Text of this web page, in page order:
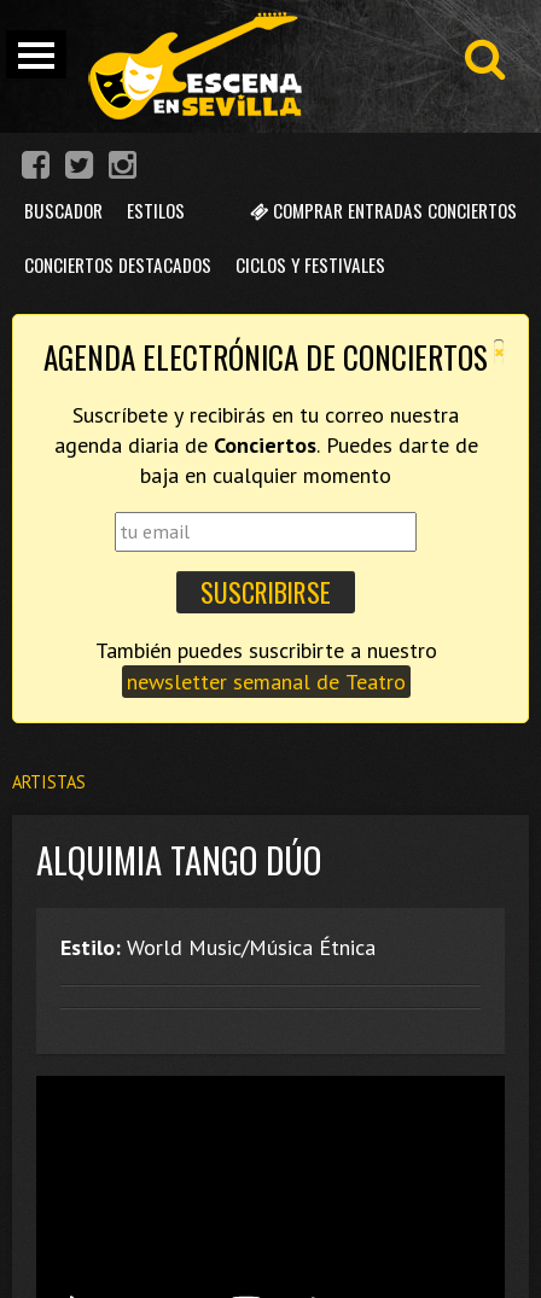
COMPRAR ENTRADAS CONCIERTOS
BUSCADOR ESTILOS
CONCIERTOS DESTACADOS CICLOS Y FESTIVALES
×
AGENDA ELECTRÓNICA DE CONCIERTOS
Suscríbete y recibirás en tu correo nuestra
agenda diaria de Conciertos. Puedes darte de
baja en cualquier momento
newsletter semanal de Teatro
ARTISTAS
ALQUIMIA TANGO DÚO
Estilo: World Music/Música Étnica